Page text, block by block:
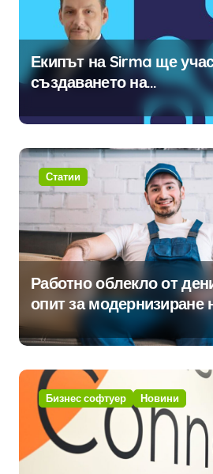
Екипът на Sirma ще
създаването на
международните
навлизане на изкуствен
интелект в
Статии
Работно облекло от
опит за модернизиране
традицията
Бизнес софтуер Новини